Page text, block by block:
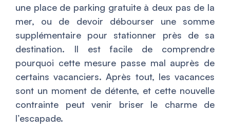
une place de parking gratuite à deux pas de la
mer, ou de devoir débourser une somme
supplémentaire pour stationner près de sa
destination. Il est facile de comprendre
pourquoi cette mesure passe mal auprès de
certains vacanciers. Après tout, les vacances
sont un moment de détente, et cette nouvelle
contrainte peut venir briser le charme de
l’escapade.